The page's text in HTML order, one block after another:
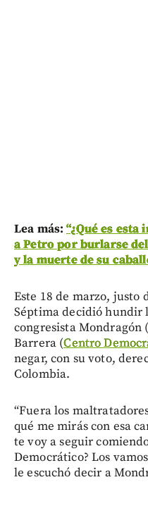
Lea más: “¿Qué es
a Petro por burlarse
y la muerte de su
Este 18 de marzo, justo
Séptima decidió hundir
congresista Mondragón
Barrera (Centro
negar, con su voto,
Colombia.
“Fuera los
qué me mirás con esa
te voy a seguir
Democrático? Los
le escuchó decir a